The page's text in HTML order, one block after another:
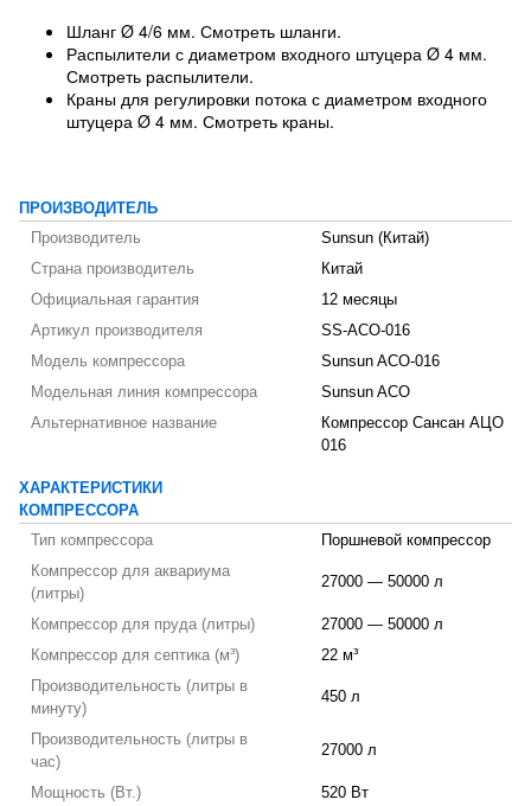
Шланг Ø 4/6 мм. Смотреть шланги.
Распылители с диаметром входного штуцера Ø 4 мм.
Смотреть распылители.
Краны для регулировки потока с диаметром входного
штуцера Ø 4 мм. Смотреть краны.
ПРОИЗВОДИТЕЛЬ
Производитель
Sunsun (Китай)
Страна производитель
Китай
Официальная гарантия
12 месяцы
Артикул производителя
SS-ACO-016
Модель компрессора
Sunsun ACO-016
Модельная линия компрессора
Sunsun ACO
Альтернативное название
Компрессор Сансан АЦО
016
ХАРАКТЕРИСТИКИ
КОМПРЕССОРА
Тип компрессора
Поршневой компрессор
Компрессор для аквариума
(литры)
27000 — 50000 л
Компрессор для пруда (литры)
27000 — 50000 л
Компрессор для септика (м³)
22 м³
Производительность (литры в
минуту)
450 л
Производительность (литры в
час)
27000 л
Мощность (Вт.)
520 Вт